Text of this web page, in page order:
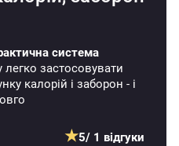
цистаїн, глутамін, гліцин,
аспартат, глутамат,
ю амінокислотою.
система
легко застосовувати
калорій і заборон - і
★5/ 1 відгуки